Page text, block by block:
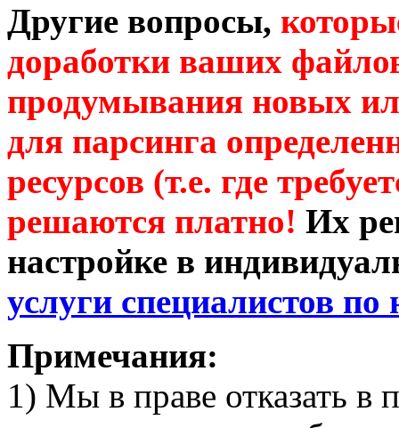
Другие вопросы,
доработки ваших
продумывания новых
для парсинга
ресурсов (т.е. где
решаются платно! Их
настройке в
услуги специалистов
Примечания:
1) Мы в праве отказать в